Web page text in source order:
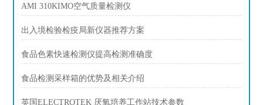
AMI 310KIMO空气质量检测仪
出入境检验检疫局新仪器推荐方案
食品色素快速检测仪提高检测准确度
食品检测采样箱的优势及相关介绍
英国ELECTROTEK 厌氧培养工作站技术参数